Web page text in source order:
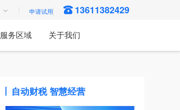
13611382429
服务区域 关于我们
自动财税 智慧经营